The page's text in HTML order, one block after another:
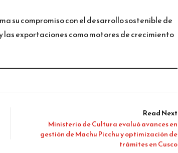
su compromiso con el desarrollo sostenible de
las exportaciones como motores de crecimiento
Read Next
Ministerio de Cultura evaluó avances en
gestión de Machu Picchu y optimización de
trámites en Cusco